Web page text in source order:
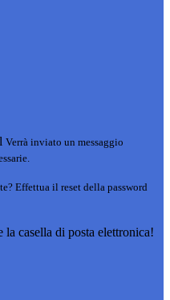
Verrà inviato un messaggio
Effettua il reset della password
casella di posta elettronica!